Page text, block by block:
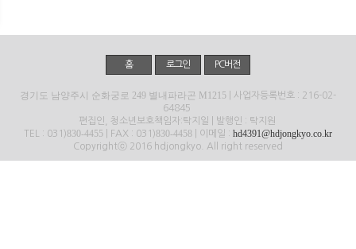
홈 로그인 PC버전
경기도 남양주시 순화궁로 249 별내파라곤 M1215 | 사업자등록번호 : 216-02-
64845
편집인, 청소년보호책임자:탁지일 | 발행인 : 탁지원
TEL : 031)830-4455 | FAX : 031)830-4458 | 이메일 : hd4391@hdjongkyo.co.kr
Copyrightⓒ 2016 hdjongkyo. All right reserved